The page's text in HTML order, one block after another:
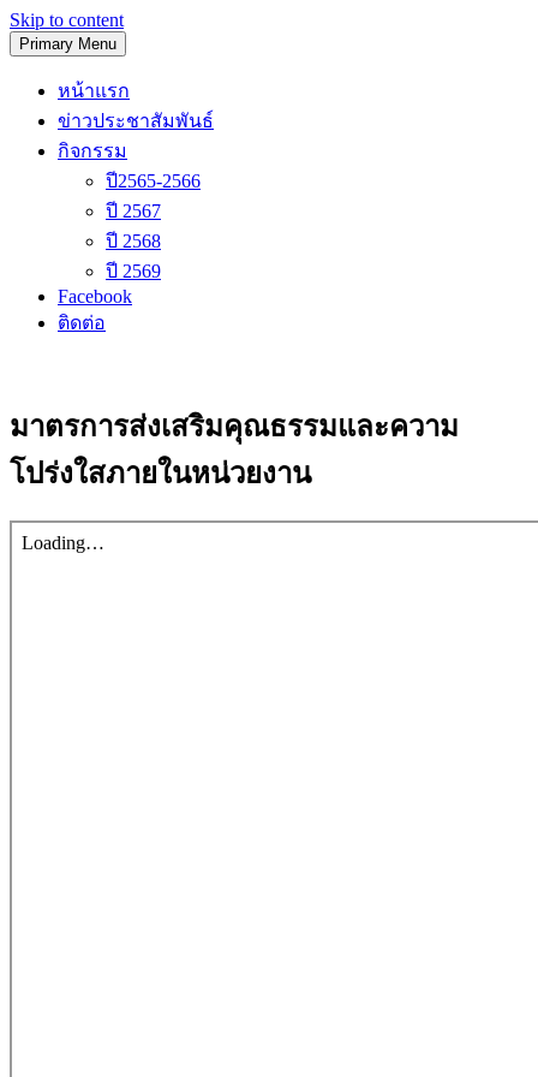
Skip to content
Primary Menu
หน้าแรก
ข่าวประชาสัมพันธ์
กิจกรรม
ปี2565-2566
ปี 2567
ปี 2568
ปี 2569
Facebook
ติดต่อ
มาตรการส่งเสริมคุณธรรมและความ
โปร่งใสภายในหน่วยงาน